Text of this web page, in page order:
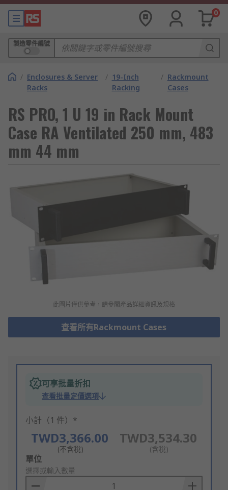
0
製造零件編號
/ Enclosures & Server
Racks
/ 19-Inch
Racking
/ Rackmount
Cases
RS PRO, 1 U 19 in Rack Mount
Case RA Ventilated 250 mm, 483
mm 44 mm
此圖片僅供參考，請參閲產品詳細資訊及規格
查看所有Rackmount Cases
可享批量折扣
查看批量定價選項
小計（1 件）*
TWD3,366.00
(不含稅)
TWD3,534.30
(含稅)
Add
to
Basket
單位
選擇或輸入數量